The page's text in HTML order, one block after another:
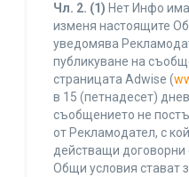
Чл. 2. (1) Нет Инфо
изменя настоящите
уведомява
публикуване на
страницата Adwise (
в 15 (петнадесет)
съобщението не
от Рекламодател, с
действащи договорни
Общи условия стават